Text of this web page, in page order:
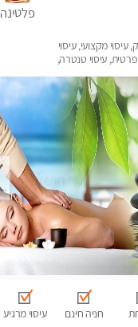
עיסוי מקצועי, עיסוי
עיסוי טנטרה,
פלטינה
חניה חינם עיסוי מרגיע